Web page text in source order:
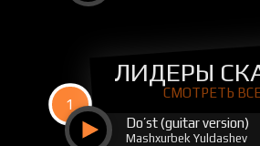
ЛИДЕРЫ
СМОТРЕТЬ ВСЕ
1
Do’st (guitar version)
Mashxurbek Yuldashev